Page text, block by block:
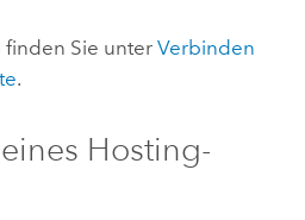
Sie unter Verbinden
.
Hosting-